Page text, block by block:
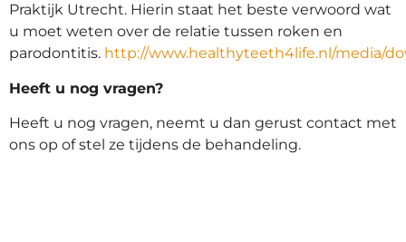
Praktijk Utrecht. Hierin staat het beste verwoord wat
u moet weten over de relatie tussen roken en
parodontitis. http://www.healthyteeth4life.nl/media/
Heeft u nog vragen?
Heeft u nog vragen, neemt u dan gerust contact met
ons op of stel ze tijdens de behandeling.